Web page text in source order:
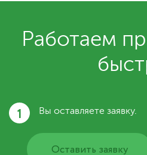
Работаем
1 Вы оставляете заявку.
Оставить заявку